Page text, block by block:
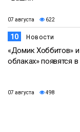
07 августа 622
10 Новости
«Домик Хоббитов»
облаках» появятся
07 августа 498